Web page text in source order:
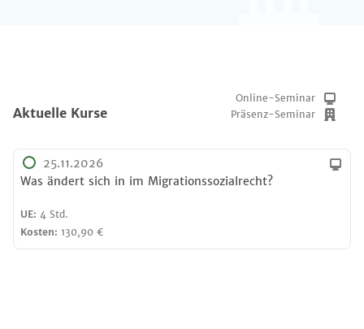
Aktuelle Kurse
Online-Seminar
Präsenz-Seminar
25.11.2026
Was ändert sich in im Migrationssozialrecht?
UE: 4 Std.
Kosten: 130,90 €